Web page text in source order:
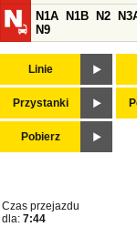
N1A
N1B N2
N9
Linie
Przystanki
Pobierz
Czas przejazdu
dla: 7:44